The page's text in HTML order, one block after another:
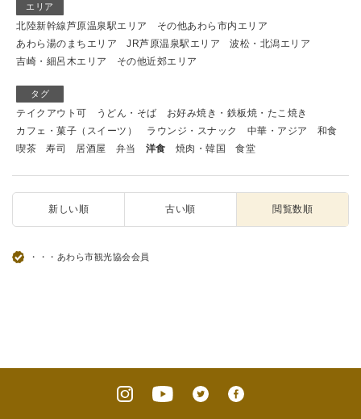
エリア
北陸新幹線芦原温泉駅エリア
その他あわら市内エリア
あわら湯のまちエリア
JR芦原温泉駅エリア
波松・北潟エリア
吉崎・細呂木エリア
その他近郊エリア
タグ
テイクアウト可 うどん・そば
お好み焼き・鉄板焼・たこ焼き
カフェ・菓子（スイーツ）
ラウンジ・スナック 中華・アジア
和食
喫茶
寿司 居酒屋 弁当 洋食 焼肉・韓国 食堂
新しい順 古い順 閲覧数順
・・・あわら市観光協会会員